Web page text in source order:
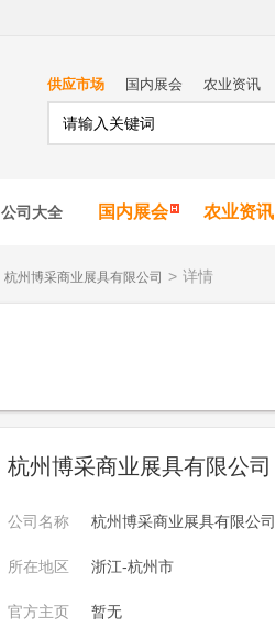
供应市场 国内展会 农业资讯
公司大全 国内展会 农业资讯
杭州博采商业展具有限公司 > 详情
杭州博采商业展具有限公司
公司名称 杭州博采商业展具有限公司
所在地区 浙江-杭州市
官方主页 暂无